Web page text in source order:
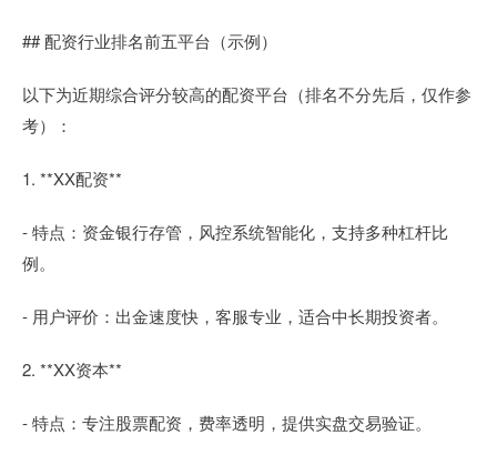
## 配资行业排名前五平台（示例）
以下为近期综合评分较高的配资平台（排名不分先后，仅作参
考）：
1. **XX配资**
- 特点：资金银行存管，风控系统智能化，支持多种杠杆比
例。
- 用户评价：出金速度快，客服专业，适合中长期投资者。
2. **XX资本**
- 特点：专注股票配资，费率透明，提供实盘交易验证。